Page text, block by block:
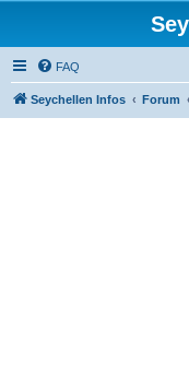
FAQ
Seychellen Infos Forum